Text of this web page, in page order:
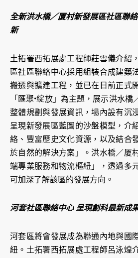
全新洪水橋／厦村新發展區社區聯
新
土拓署西拓展處工程師莊雪儀介紹
區社區聯絡中心採用組裝合成建築
搬遷與擴建工程，並已在日前正式
「匯聚•綻放」為主題，展示洪水
整體規劃與發展資訊，場內設有沉
呈現新發展區藍圖的沙盤模型，介
絡、豐富歷史文化資源，以及結合
於自然的解決方案」。洪水橋／厦
端專業服務和物流樞紐」，透過多
可加深了解該區的發展方向。
河套社區聯絡中心 呈現創科最新成
河套區將會發展成為聯通內地與國
紐。土拓署西拓展處工程師呂泳煌